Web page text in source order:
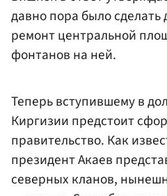
давно пора было сделать
ремонт центральной
фонтанов на ней.
Теперь вступившему в
Киргизии предстоит
правительство. Как
президент Акаев
северных кланов,